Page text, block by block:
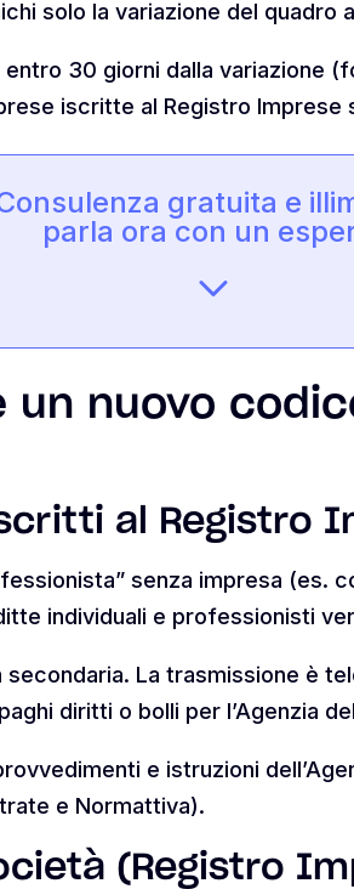
solo la variazione del quadro
30 giorni dalla variazione
iscritte al Registro Imprese
gratuita e
parla ora con un
nuovo
al Registro
senza impresa (es.
individuali e professionisti
La trasmissione è
diritti o bolli per l’Agenzia
e istruzioni
e Normattiva).
(Registro